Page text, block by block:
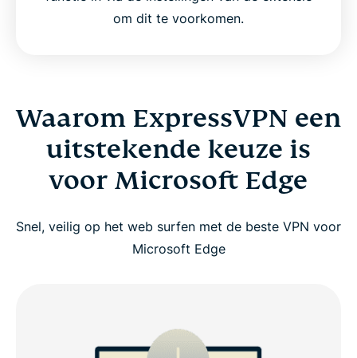
om dit te voorkomen.
Waarom ExpressVPN een
uitstekende keuze is
voor Microsoft Edge
Snel, veilig op het web surfen met de beste VPN voor
Microsoft Edge